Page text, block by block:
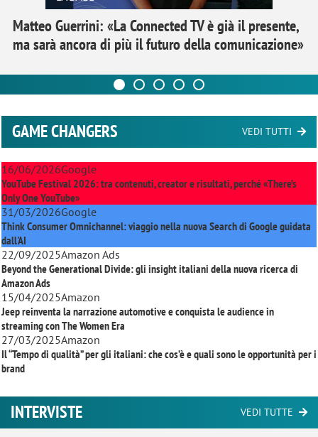
Matteo Guerrini: «La Connected TV è già il presente,
ma sarà ancora di più il futuro della comunicazione»
GAME CHANGERS VEDI TUTTI
16/06/2026Google
YouTube Festival 2026: tra contenuti, creator e risultati, perché «There’s
Only One YouTube»
31/03/2026Google
Think Consumer Omnichannel: viaggio nella nuova Search di Google guidata
dall'AI
22/09/2025Amazon Ads
Beyond the Generational Divide: gli insight italiani della nuova ricerca di
Amazon Ads
15/04/2025Amazon
Jeep reinventa la narrazione automotive e conquista le audience in
streaming conThe Women Era
27/03/2025Amazon
Il “Tempo di qualità” per gli italiani: che cos’è e quali sono le opportunità per i
brand
INTERVISTE VEDI TUTTE